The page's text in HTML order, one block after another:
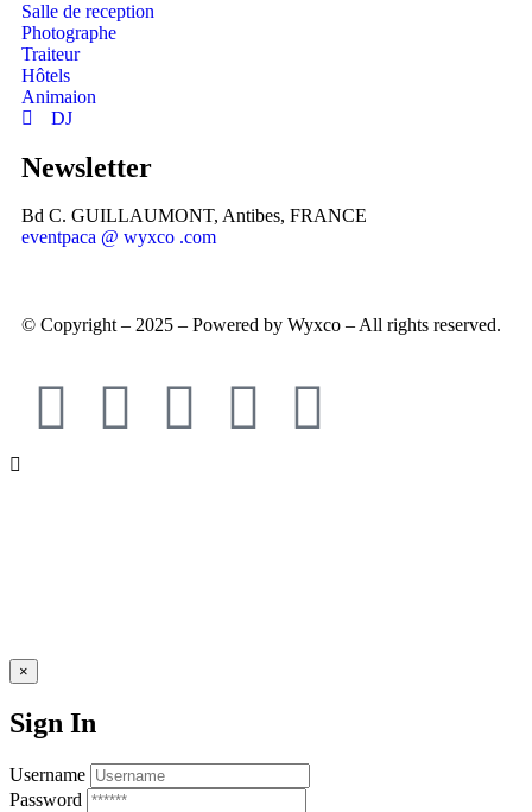
Salle de reception
Photographe
Traiteur
Hôtels
Animaion
DJ
Newsletter
Bd C. GUILLAUMONT, Antibes, FRANCE
eventpaca @ wyxco .com
© Copyright – 2025 – Powered by Wyxco – All rights reserved.
×
Sign In
Username
Password